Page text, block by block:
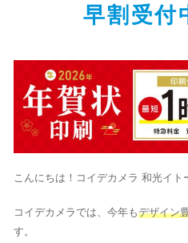
早割受付
こんにちは！コイデカメラ 和光イト
コイデカメラでは、今年もデザイン
す。